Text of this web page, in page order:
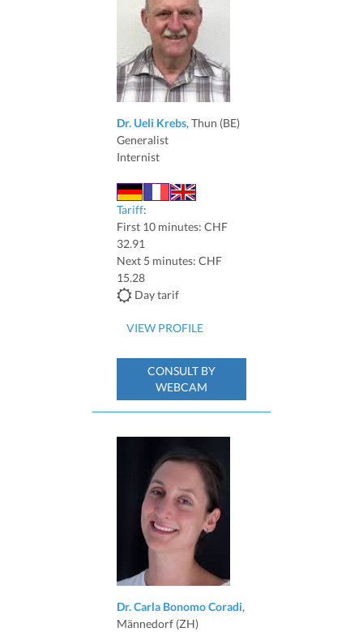
Dr. Ueli Krebs, Thun (BE)
Generalist
Internist
Tariff:
First 10 minutes: CHF
32.91
Next 5 minutes: CHF
15.28
Day tarif
VIEW PROFILE
CONSULT BY
WEBCAM
Dr. Carla Bonomo Coradi,
Männedorf (ZH)